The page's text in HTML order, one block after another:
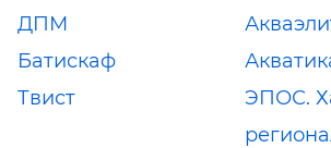
ДПМ
Батискаф
Твист
ЭПОС.